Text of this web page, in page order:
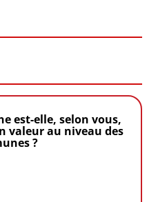
est-elle, selon vous,
valeur au niveau des
?